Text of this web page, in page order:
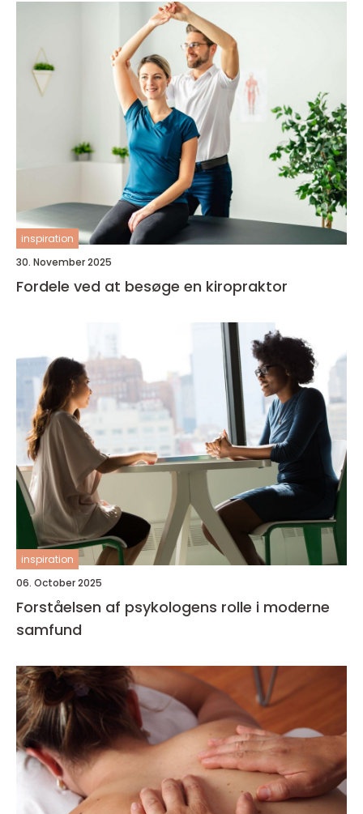
inspiration
30. November 2025
Fordele ved at besøge en kiropraktor
inspiration
06. October 2025
Forståelsen af psykologens rolle i moderne
samfund